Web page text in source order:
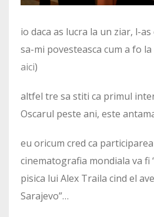
io daca as lucra la un ziar, l-
sa-mi povesteasca cum a fo
aici)
altfel tre sa stiti ca primul
Oscarul peste ani, este
eu oricum cred ca
cinematografia mondiala va fi
pisica lui Alex Traila cind el
Sarajevo”…